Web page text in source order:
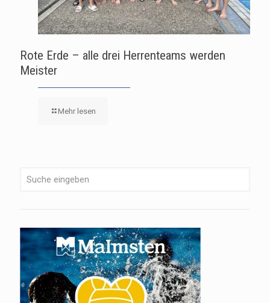
Rote Erde – alle drei Herrenteams werden
Meister
Mehr lesen